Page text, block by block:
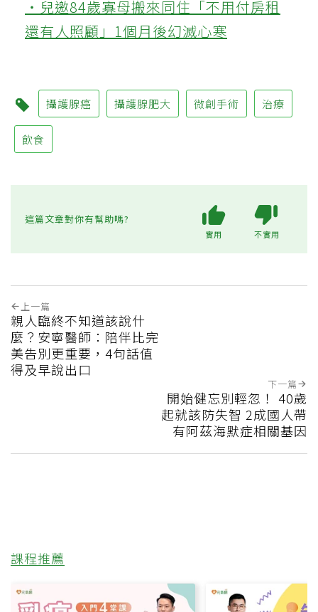
‧兒邀84歲寡母搬來同住「不用付房租
還有人照顧」1個月後幻滅心寒
攝護腺癌 攝護腺肥大 微創手術 治療
飲食
這篇文章對你有幫助嗎?
實用 不實用
上一篇
親人臨終不知道該說什
麼？安寧醫師：陪伴比完
美告別更重要，4句話值
得及早說出口
下一篇
開始健忘別輕忽！ 40歲
起就該防失智 2成國人帶
有阿茲海默症相關基因
課程推薦